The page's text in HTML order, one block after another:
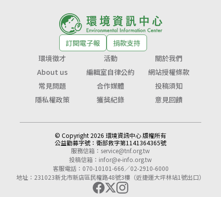
訂閱電子報
捐款支持
環境徵才
活動
關於我們
About us
編輯室自律公約
網站授權條款
常見問題
合作媒體
投稿須知
隱私權政策
獲獎紀錄 意見回饋
© Copyright 2026 環境資訊中心 版權所有
公益勸募字號： 衛部救字第1141364365號
服務信箱： service@tnf.org.tw
投稿信箱： infor@e-info.org.tw
客服電話：070-10101-666／02-2910-6000
地址：231023新北市新店區民權路48號3樓（近捷運大坪林站1號出口）